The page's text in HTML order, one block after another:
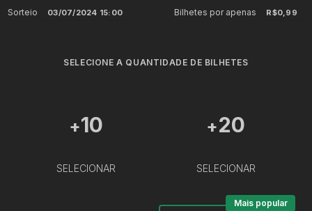
Sorteio 03/07/2024 15:00 Bilhetes por apenas R$0,99
SELECIONE A QUANTIDADE DE BILHETES
+10
SELECIONAR
+20
SELECIONAR
Mais popular